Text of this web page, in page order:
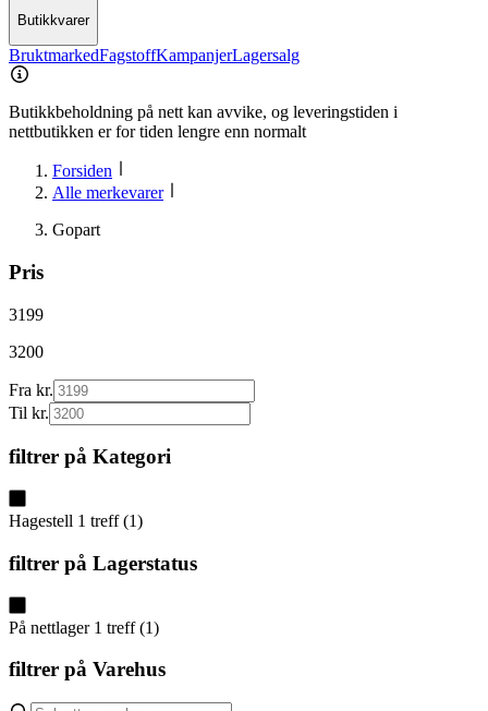
Butikkvarer
BruktmarkedFagstoffKampanjerLagersalg
Butikkbeholdning på nett kan avvike, og leveringstiden i
nettbutikken er for tiden lengre enn normalt
Forsiden
Alle merkevarer
Gopart
Pris
3199
3200
Fra kr.
Til kr.
filtrer på Kategori
Hagestell 1 treff (1)
filtrer på Lagerstatus
På nettlager 1 treff (1)
filtrer på Varehus